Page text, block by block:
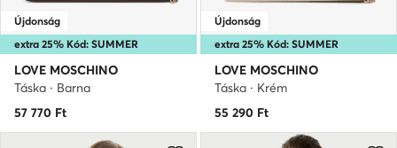
extra 25% Kód: SUMMER
Újdonság
LOVE MOSCHINO
Táska · Barna
57 770 Ft
extra 25% Kód: SUMMER
Újdonság
LOVE MOSCHINO
Táska · Krém
55 290 Ft